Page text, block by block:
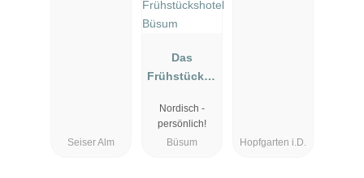
Seiser Alm
Das
Frühstücksh
Nordisch -
persönlich!
Büsum
Hopfgarten i.D.